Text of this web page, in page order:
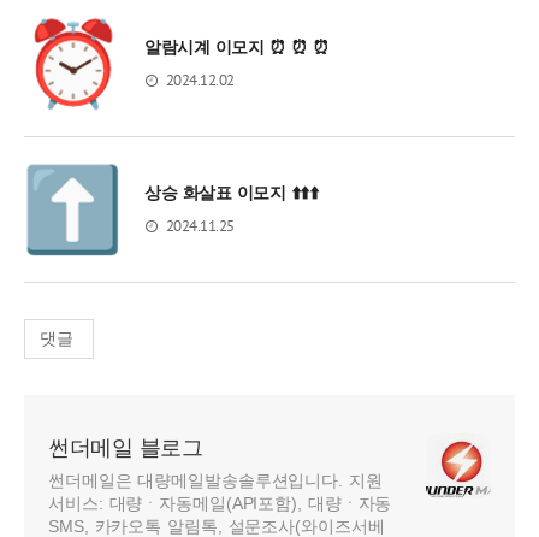
알람시계 이모지 ⏰ ⏰ ⏰
2024.12.02
상승 화살표 이모지 ⬆️⬆️⬆️
2024.11.25
댓글
썬더메일 블로그
썬더메일은 대량메일발송솔루션입니다. 지원
서비스: 대량ㆍ자동메일(API포함), 대량ㆍ자동
SMS, 카카오톡 알림톡, 설문조사(와이즈서베